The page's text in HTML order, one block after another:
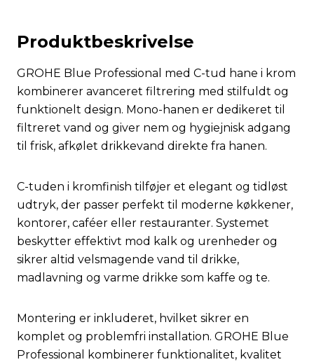
Produktbeskrivelse
GROHE Blue Professional med C-tud hane i krom
kombinerer avanceret filtrering med stilfuldt og
funktionelt design. Mono-hanen er dedikeret til
filtreret vand og giver nem og hygiejnisk adgang
til frisk, afkølet drikkevand direkte fra hanen.
C-tuden i kromfinish tilføjer et elegant og tidløst
udtryk, der passer perfekt til moderne køkkener,
kontorer, caféer eller restauranter. Systemet
beskytter effektivt mod kalk og urenheder og
sikrer altid velsmagende vand til drikke,
madlavning og varme drikke som kaffe og te.
Montering er inkluderet, hvilket sikrer en
komplet og problemfri installation. GROHE Blue
Professional kombinerer funktionalitet, kvalitet